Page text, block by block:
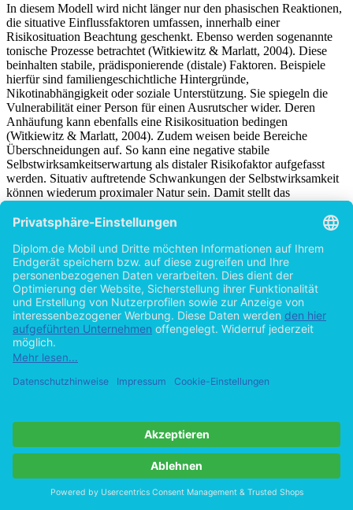
In diesem Modell wird nicht länger nur den phasischen Reaktionen,
die situative Einflussfaktoren umfassen, innerhalb einer
Risikosituation Beachtung geschenkt. Ebenso werden sogenannte
tonische Prozesse betrachtet (Witkiewitz & Marlatt, 2004). Diese
beinhalten stabile, prädisponierende (distale) Faktoren. Beispiele
hierfür sind familiengeschichtliche Hintergründe,
Nikotinabhängigkeit oder soziale Unterstützung. Sie spiegeln die
Vulnerabilität einer Person für einen Ausrutscher wider. Deren
Anhäufung kann ebenfalls eine Risikosituation bedingen
(Witkiewitz & Marlatt, 2004). Zudem weisen beide Bereiche
Überschneidungen auf. So kann eine negative stabile
Selbstwirksamkeitserwartung als distaler Risikofaktor aufgefasst
werden. Situativ auftretende Schwankungen der Selbstwirksamkeit
können wiederum proximaler Natur sein. Damit stellt das
aktuelles Modell dar, in welchem das Rückfallgeschehen
Rückfallwahrscheinlichkeit haben, werden postuliert. Aktuelle
Forschungsbefunde bezüglich der Thematik werden im
nachfolgenden Abschnitt vorgestellt.
3.4 Rückfallfaktoren
3.4. 1 aktuelle Befunde
haben (Ockene et al., 2000). Dieser Umstand mag unter Anderem
Rückfallgeschehens vorliegt (Elfeddali, Bolman, Mesters, Wiers &
Vries, 2010). Nachfolgend werden die bedeutenden Artikel von
Ockene et al. (2000) und Elfeddali et al. (2010) vorgestellt. Ockene
et al. (2000) liefern mit ihrer Arbeit das einzige Review, welches
von Elfedalli et al. (2010) erscheint aufgrund der Zielsetzung und